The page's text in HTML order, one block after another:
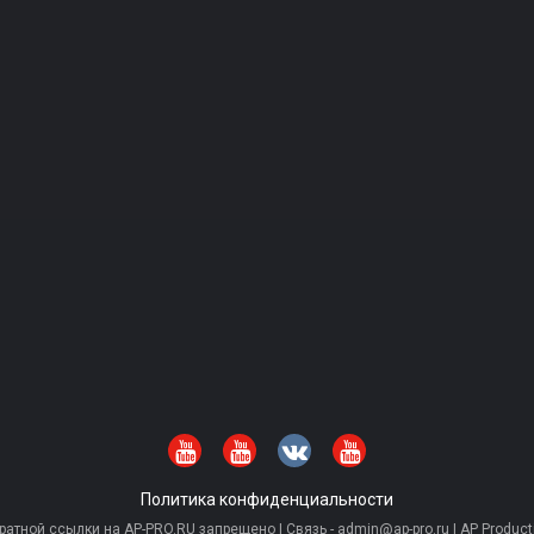
Политика конфиденциальности
ссылки на AP-PRO.RU запрещено | Связь - admin@ap-pro.ru | AP